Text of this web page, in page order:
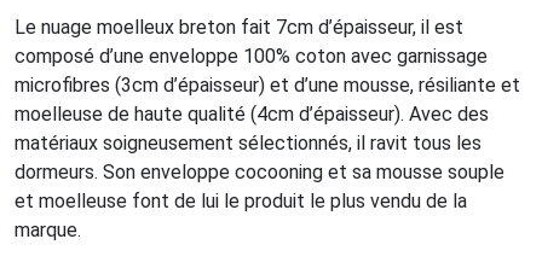
Le nuage moelleux breton fait 7cm d’épaisseur, il est
composé d’une enveloppe 100% coton avec garnissage
microfibres (3cm d’épaisseur) et d’une mousse, résiliante et
moelleuse de haute qualité (4cm d’épaisseur). Avec des
matériaux soigneusement sélectionnés, il ravit tous les
dormeurs. Son enveloppe cocooning et sa mousse souple
et moelleuse font de lui le produit le plus vendu de la
marque.